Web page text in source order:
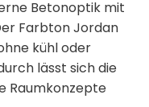
Betonoptik mit
Farbton Jordan
kühl oder
lässt sich die
Raumkonzepte